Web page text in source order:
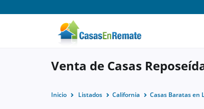
Venta de Casas
Inicio Listados California Casas Baratas en